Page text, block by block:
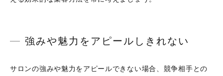
強みや魅力をアピールしきれない
サロンの強みや魅力をアピールできない場合、競争相手との